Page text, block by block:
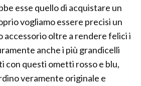
esse quello di acquistare un
vogliamo essere precisi un
accessorio oltre a rendere felici i
anche i più grandicelli
con questi ometti rosso e blu,
veramente originale e